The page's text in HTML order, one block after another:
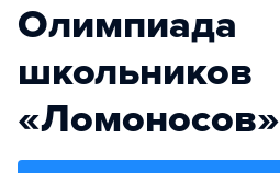
Олимпиада
школьников
«Ломоносов»